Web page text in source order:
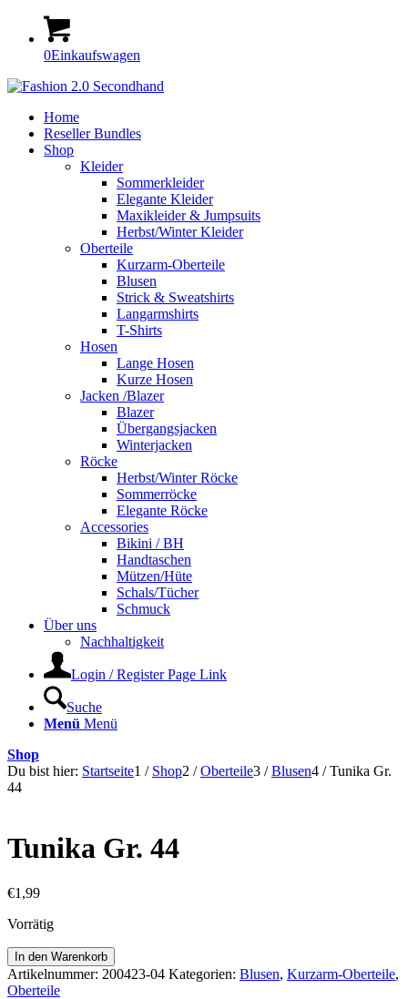
0Einkaufswagen
Home
Reseller Bundles
Shop
Kleider
Sommerkleider
Elegante Kleider
Maxikleider & Jumpsuits
Herbst/Winter Kleider
Oberteile
Kurzarm-Oberteile
Blusen
Strick & Sweatshirts
Langarmshirts
T-Shirts
Hosen
Lange Hosen
Kurze Hosen
Jacken /Blazer
Blazer
Übergangsjacken
Winterjacken
Röcke
Herbst/Winter Röcke
Sommerröcke
Elegante Röcke
Accessories
Bikini / BH
Handtaschen
Mützen/Hüte
Schals/Tücher
Schmuck
Über uns
Nachhaltigkeit
Login / Register Page Link
Suche
Menü Menü
Shop
Du bist hier: Startseite1 / Shop2 / Oberteile3 / Blusen4 / Tunika Gr.
44
Tunika Gr. 44
€1,99
Vorrätig
Tunika
Gr.
44
In den Warenkorb
Artikelnummer: 200423-04 Kategorien: Blusen, Kurzarm-Oberteile,
Oberteile